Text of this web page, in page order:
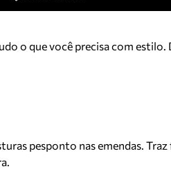
o que você precisa com
pesponto nas emendas.